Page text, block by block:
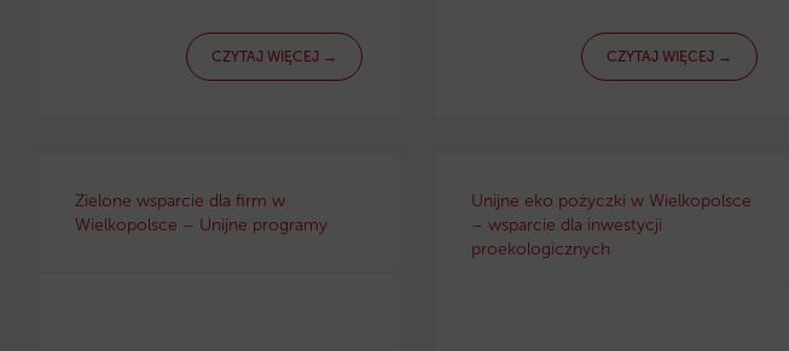
CZYTAJ WIĘCEJ → CZYTAJ WIĘCEJ →
Zielone wsparcie dla firm w
Wielkopolsce – Unijne programy
Unijne eko pożyczki w Wielkopolsce
– wsparcie dla inwestycji
proekologicznych